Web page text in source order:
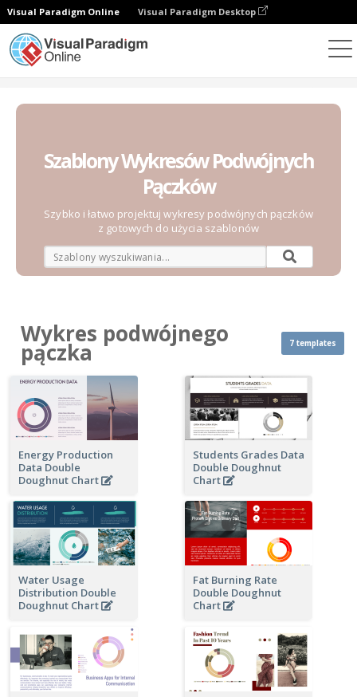
Visual Paradigm Online Visual Paradigm Desktop
Szablony Wykresów Podwójnych
Pączków
Szybko i łatwo projektuj wykresy podwójnych pączków
z gotowych do użycia szablonów
Wykres podwójnego
pączka 7 templates
Energy Production
Data Double
Doughnut Chart
Students Grades Data
Double Doughnut
Chart
Water Usage
Distribution Double
Doughnut Chart
Fat Burning Rate
Double Doughnut
Chart